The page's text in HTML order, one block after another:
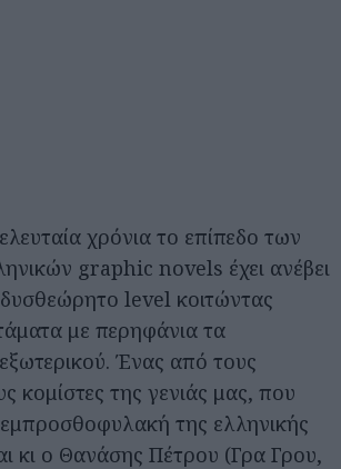
χρόνια το επίπεδο των
graphic novels έχει ανέβει
level κοιτώντας
με περηφάνια τα
Ένας από τους
κομίστες της γενιάς μας, που
εμπροσθοφυλακή της ελληνικής
κι ο Θανάσης Πέτρου (Γρα Γρου,